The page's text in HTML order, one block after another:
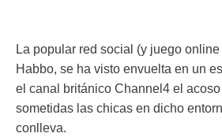
La popular red social (y juego
Habbo, se ha visto envuelta en un
el canal británico Channel4 el
sometidas las chicas en dicho
conlleva.